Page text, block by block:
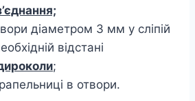
діаметром 3 мм у сліпій
відстані
;
в отвори.